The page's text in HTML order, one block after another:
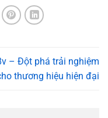
– Đột phá trải nghiệm
thương hiệu hiện đại